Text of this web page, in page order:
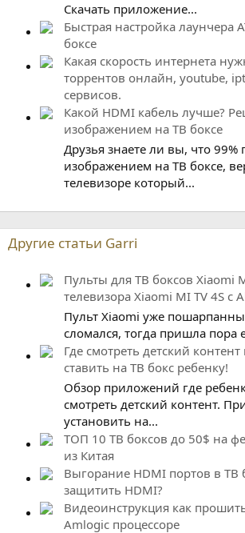
Скачать приложение...
Быстрая настройка лаунчера
боксе
Какая скорость интернета
торрентов онлайн, youtube,
сервисов.
Какой HDMI кабель лучше?
изображением на ТВ боксе
Друзья знаете ли вы, что 99%
изображением на ТВ боксе,
телевизоре который...
Другие статьи Garri
Пульты для ТВ боксов Xiaomi
телевизора Xiaomi MI TV 4S с
Пульт Xiaomi уже
сломался, тогда пришла пора
Где смотреть детский
ставить на ТВ бокс ребенку!
Обзор приложений где
смотреть детский контент.
установить на...
ТОП 10 ТВ боксов до 50$ на
из Китая
Выгорание HDMI портов в ТВ
защитить HDMI?
Видеоинструкция как
Amlogic процессоре